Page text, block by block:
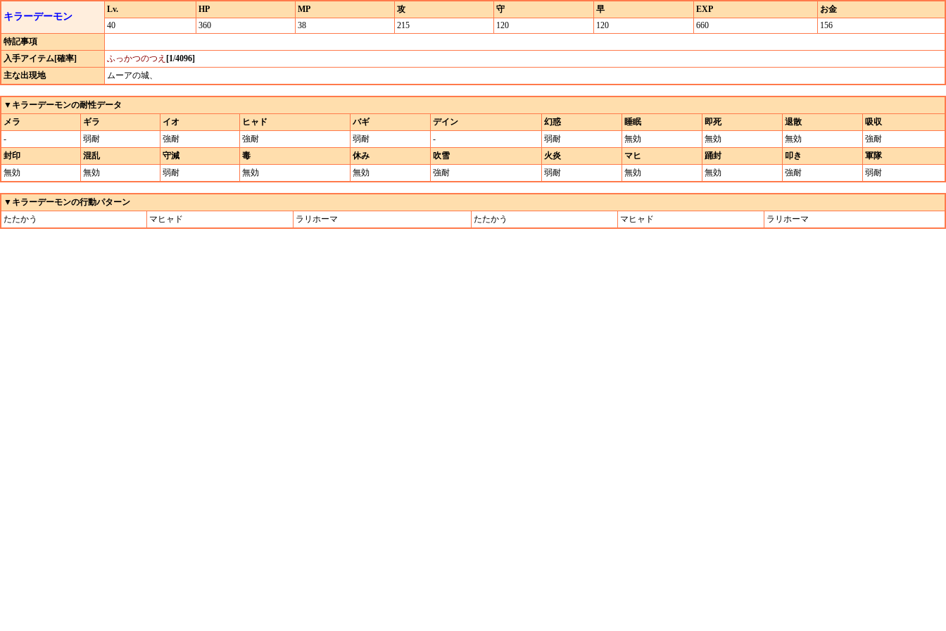
キラーデーモン
Lv. HP MP 攻 守 早 EXP
お金
40
360 38 215 120 120 660
156
特記事項
入手アイテム[確率]
ふっかつのつえ [1/4096]
主な出現地
ムーアの城、
▼キラーデーモンの耐性データ
メラ
ギラ イオ ヒャド バギ デイン 幻惑 睡眠 即死 退散
吸収
-
弱耐 強耐 強耐 弱耐 - 弱耐 無効 無効 無効
強耐
封印
混乱 守減 毒 休み 吹雪 火炎 マヒ 踊封 叩き
軍隊
無効
無効 弱耐 無効 無効 強耐 弱耐 無効 無効 強耐 弱耐
▼キラーデーモンの行動パターン
たたかう
マヒャド ラリホーマ たたかう マヒャド ラリホーマ